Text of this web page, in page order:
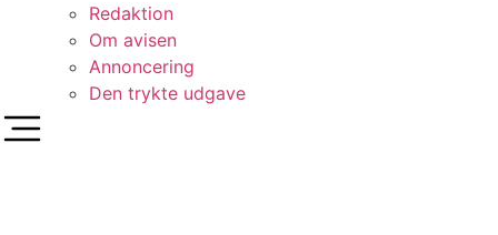
Redaktion
Om avisen
Annoncering
Den trykte udgave